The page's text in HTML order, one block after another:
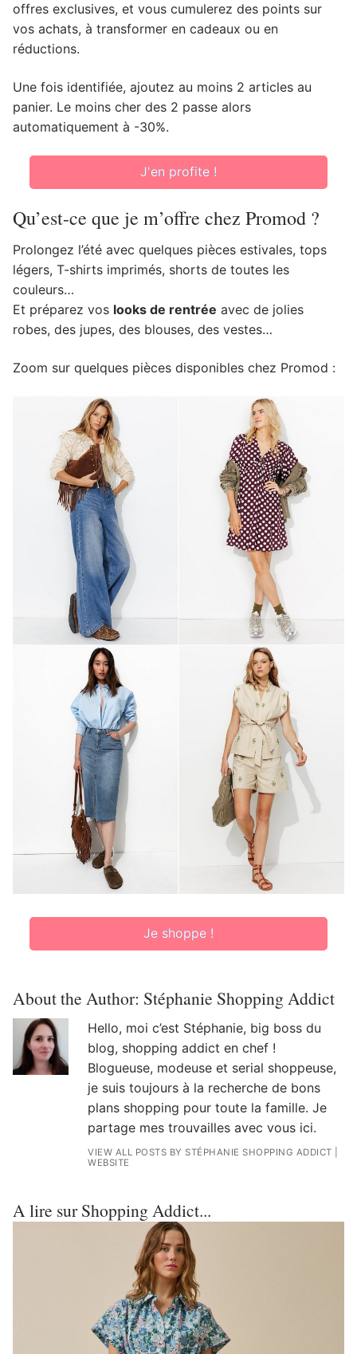
offres exclusives, et vous cumulerez des points sur
vos achats, à transformer en cadeaux ou en
réductions.
Une fois identifiée, ajoutez au moins 2 articles au
panier. Le moins cher des 2 passe alors
automatiquement à -30%.
J'en profite !
Qu’est-ce que je m’offre chez Promod ?
Prolongez l’été avec quelques pièces estivales, tops
légers, T-shirts imprimés, shorts de toutes les
couleurs…
Et préparez vos looks de rentrée avec de jolies
robes, des jupes, des blouses, des vestes…
Zoom sur quelques pièces disponibles chez Promod :
Je shoppe !
About the Author: Stéphanie Shopping Addict
Hello, moi c’est Stéphanie, big boss du
blog, shopping addict en chef !
Blogueuse, modeuse et serial shoppeuse,
je suis toujours à la recherche de bons
plans shopping pour toute la famille. Je
partage mes trouvailles avec vous ici.
VIEW ALL POSTS BY STÉPHANIE SHOPPING ADDICT
WEBSITE
A lire sur Shopping Addict...